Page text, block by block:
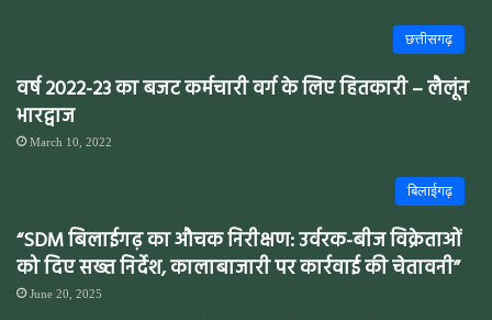
छत्तीसगढ़
वर्ष 2022-23 का बजट कर्मचारी वर्ग के लिए हितकारी – लैलूंन
भारद्वाज
March 10, 2022
बिलाईगढ़
“SDM बिलाईगढ़ का औचक निरीक्षण: उर्वरक-बीज विक्रेताओं
को दिए सख्त निर्देश, कालाबाजारी पर कार्रवाई की चेतावनी”
June 20, 2025